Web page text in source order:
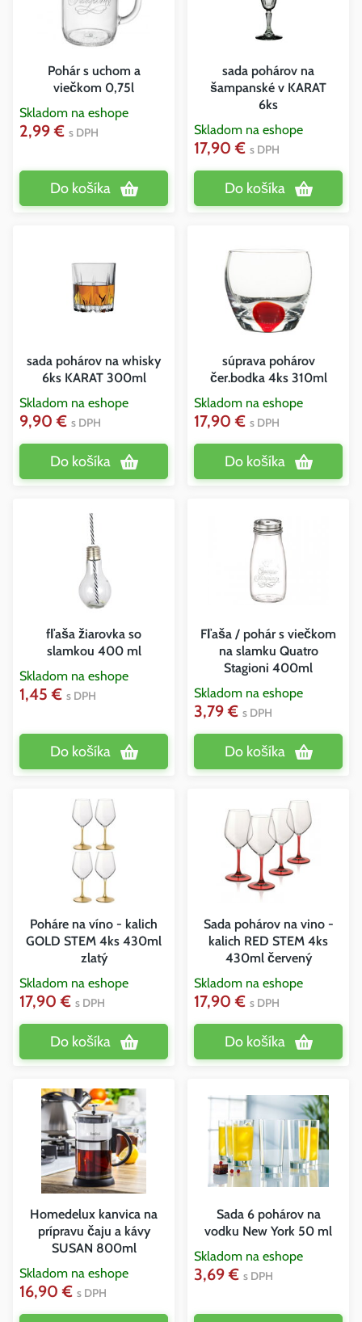
Pohár s uchom a
viečkom 0,75l
Skladom na eshope
2,99 € s DPH
Do košíka
sada pohárov na
šampanské v KARAT
6ks
Skladom na eshope
17,90 € s DPH
Do košíka
sada pohárov na whisky
6ks KARAT 300ml
Skladom na eshope
9,90 € s DPH
Do košíka
súprava pohárov
čer.bodka 4ks 310ml
Skladom na eshope
17,90 € s DPH
Do košíka
fľaša žiarovka so
slamkou 400 ml
Skladom na eshope
1,45 € s DPH
Do košíka
Fľaša / pohár s viečkom
na slamku Quatro
Stagioni 400ml
Skladom na eshope
3,79 € s DPH
Do košíka
Poháre na víno - kalich
GOLD STEM 4ks 430ml
zlatý
Skladom na eshope
17,90 € s DPH
Do košíka
Sada pohárov na vino -
kalich RED STEM 4ks
430ml červený
Skladom na eshope
17,90 € s DPH
Do košíka
Homedelux kanvica na
prípravu čaju a kávy
SUSAN 800ml
Skladom na eshope
16,90 € s DPH
Sada 6 pohárov na
vodku New York 50 ml
Skladom na eshope
3,69 € s DPH